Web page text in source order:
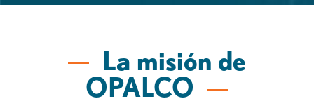
La misión de
OPALCO